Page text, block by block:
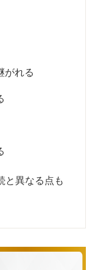
がれる
と異なる点も